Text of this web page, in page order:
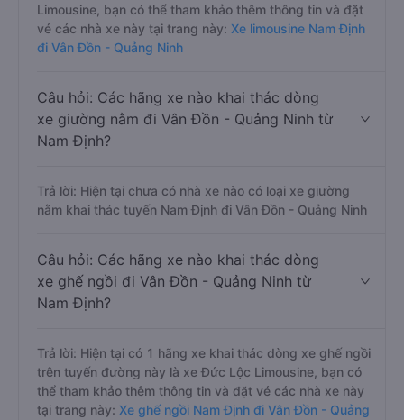
Limousine, bạn có thể tham khảo thêm thông tin và đặt
vé các nhà xe này tại trang này: Xe limousine Nam Định
đi Vân Đồn - Quảng Ninh
Câu hỏi: Các hãng xe nào khai thác dòng
xe giường nằm đi Vân Đồn - Quảng Ninh từ
Nam Định?
Trả lời: Hiện tại chưa có nhà xe nào có loại xe giường
nằm khai thác tuyến Nam Định đi Vân Đồn - Quảng Ninh
Câu hỏi: Các hãng xe nào khai thác dòng
xe ghế ngồi đi Vân Đồn - Quảng Ninh từ
Nam Định?
Trả lời: Hiện tại có 1 hãng xe khai thác dòng xe ghế ngồi
trên tuyến đường này là xe Đức Lộc Limousine, bạn có
thể tham khảo thêm thông tin và đặt vé các nhà xe này
tại trang này: Xe ghế ngồi Nam Định đi Vân Đồn - Quảng